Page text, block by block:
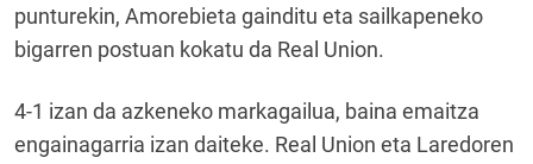
punturekin, Amorebieta gainditu eta sailkapeneko
bigarren postuan kokatu da Real Union.
4-1 izan da azkeneko markagailua, baina emaitza
engainagarria izan daiteke. Real Union eta Laredoren